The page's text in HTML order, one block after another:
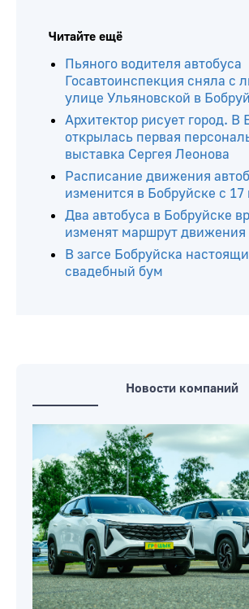
Читайте ещё
Пьяного водителя автобуса
Госавтоинспекция сняла с
улице Ульяновской в
Архитектор рисует город. В
открылась первая
выставка Сергея Леонова
Расписание движения
изменится в Бобруйске с
Два автобуса в Бобруйске
изменят маршрут движения
В загсе Бобруйска
свадебный бум
Новости компаний